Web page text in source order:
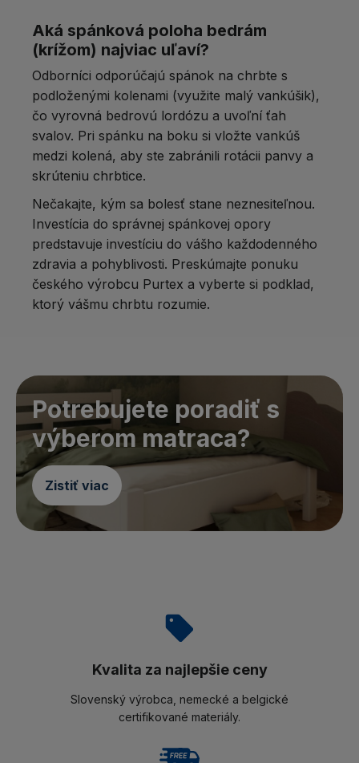
Aká spánková poloha bedrám
(krížom) najviac uľaví?
Odborníci odporúčajú spánok na chrbte s
podloženými kolenami (využite malý vankúšik),
čo vyrovná bedrovú lordózu a uvoľní ťah
svalov. Pri spánku na boku si vložte vankúš
medzi kolená, aby ste zabránili rotácii panvy a
skrúteniu chrbtice.
Nečakajte, kým sa bolesť stane neznesiteľnou.
Investícia do správnej spánkovej opory
predstavuje investíciu do vášho každodenného
zdravia a pohyblivosti. Preskúmajte ponuku
českého výrobcu Purtex a vyberte si podklad,
ktorý vášmu chrbtu rozumie.
Potrebujete poradiť s
výberom matraca?
Zistiť viac
Kvalita za najlepšie ceny
Slovenský výrobca, nemecké a belgické
certifikované materiály.